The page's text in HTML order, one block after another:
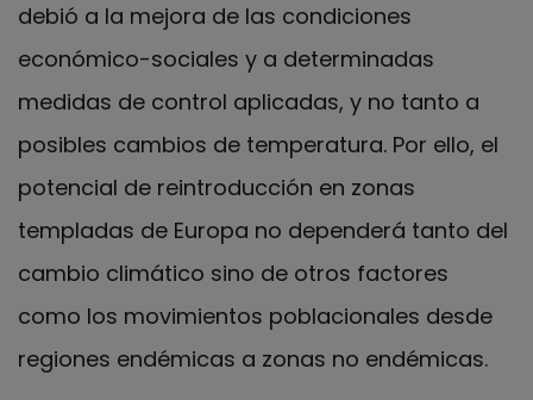
debió a la mejora de las condiciones
económico-sociales y a determinadas
medidas de control aplicadas, y no tanto a
posibles cambios de temperatura. Por ello, el
potencial de reintroducción en zonas
templadas de Europa no dependerá tanto del
cambio climático sino de otros factores
como los movimientos poblacionales desde
regiones endémicas a zonas no endémicas.